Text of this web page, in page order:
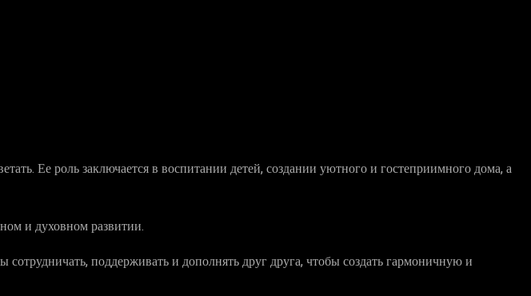
Ее роль заключается в воспитании детей, создании уютного и гостеприимного дома, а
и духовном развитии.
поддерживать и дополнять друг друга, чтобы создать гармоничную и